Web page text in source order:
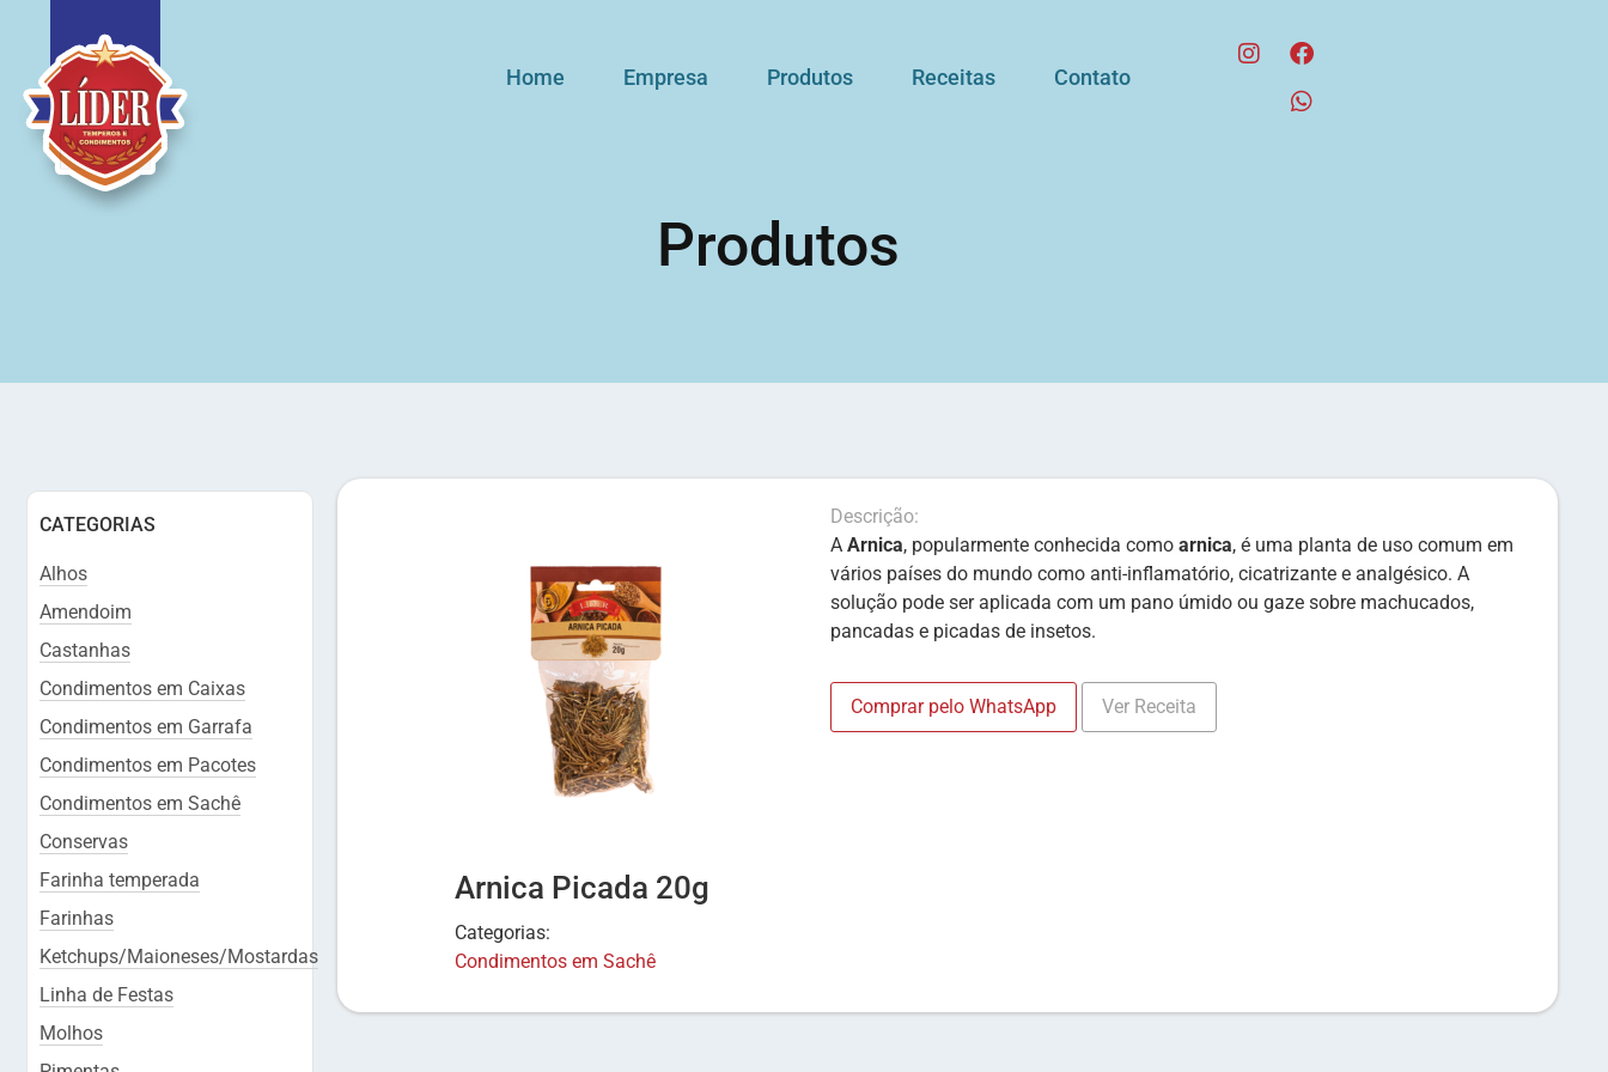
Home Empresa Produtos Receitas Contato
Produtos
CATEGORIAS
Alhos
Amendoim
Castanhas
Condimentos em Caixas
Condimentos em Garrafa
Condimentos em Pacotes
Condimentos em Sachê
Conservas
Farinha temperada
Farinhas
Ketchups/Maioneses/Mostardas
Linha de Festas
Molhos
Arnica Picada 20g
Categorias:
Condimentos em Sachê
Descrição:
A Arnica, popularmente conhecida como arnica, é uma planta de uso comum em
vários países do mundo como anti-inflamatório, cicatrizante e analgésico. A
solução pode ser aplicada com um pano úmido ou gaze sobre machucados,
pancadas e picadas de insetos.
Comprar pelo WhatsApp Ver Receita